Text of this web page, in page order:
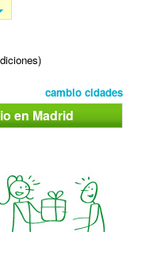
cambio cidades
en Madrid